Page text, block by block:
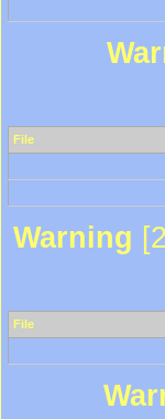
File
Warning
File